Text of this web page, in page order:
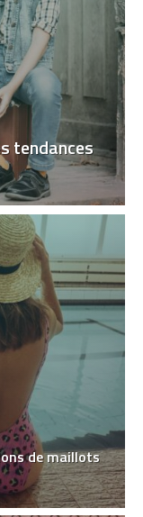
tendances
de maillots